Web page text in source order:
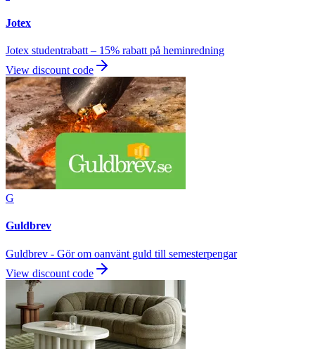
Jotex
Jotex studentrabatt – 15% rabatt på heminredning
View discount code
G
Guldbrev
Guldbrev - Gör om oanvänt guld till semesterpengar
View discount code